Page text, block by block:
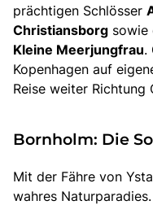
prächtigen Schlösser
Christiansborg sowie
Kleine Meerjungfrau.
Kopenhagen auf
Reise weiter Richtung
Bornholm: Die
Mit der Fähre von
wahres